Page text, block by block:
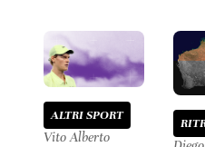
ALTRI SPORT
Vito Alberto